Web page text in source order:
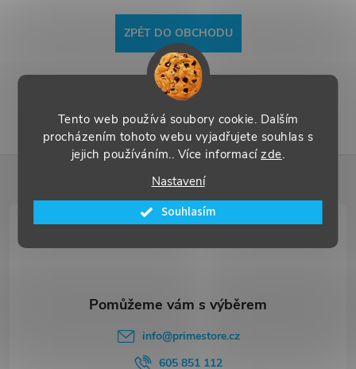
Tento web používá soubory cookie. Dalším
procházením tohoto webu vyjadřujete souhlas s
jejich používáním.. Více informacízde.
Nastavení
Souhlasím
ZPĚT DO OBCHODU
info@primestore.cz
605 851 112